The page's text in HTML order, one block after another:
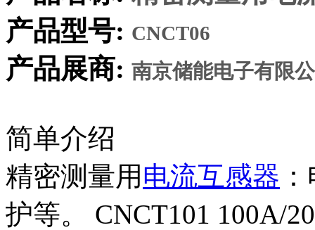
产品型号: CNCT06
产品展商: 南京储能电子有限
简单介绍
精密测量用 电流互感器
护等。 CNCT101 100A/